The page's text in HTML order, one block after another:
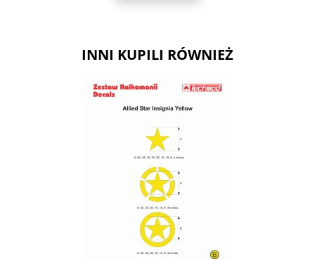
INNI KUPILI RÓWNIEŻ